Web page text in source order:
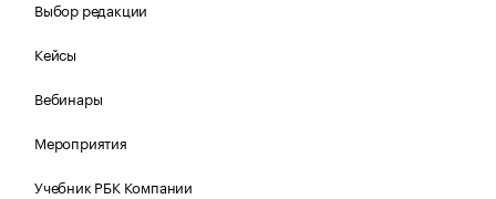
Выбор редакции
Кейсы
Вебинары
Мероприятия
Учебник РБК Компании